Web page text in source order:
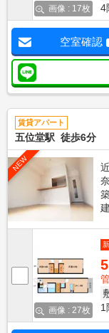
画像 : 17枚
4
空室確認
賃貸アパート
五位堂駅 徒歩6分
NEW
画像 : 27枚
1